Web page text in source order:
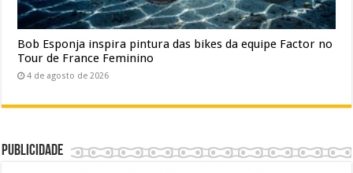
Bob Esponja inspira pintura das bikes da equipe Factor no
Tour de France Feminino
4 de agosto de 2026
Publicidade